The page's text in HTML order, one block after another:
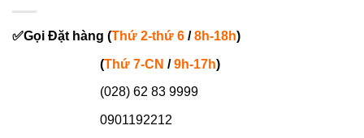
✅Gọi Đặt hàng (Thứ 2-thứ 6 /8h-18h)
(Thứ 7-CN /9h-17h)
(028) 62 83 9999
0901192212